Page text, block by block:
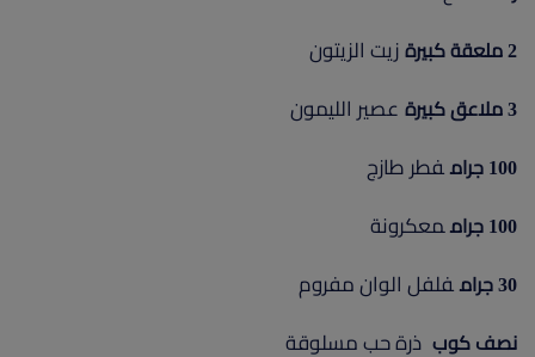
2 ملعقة كبيرة زيت الزيتون
3 ملاعق كبيرة عصير الليمون
100 جرام فطر طازج
100 جرام معكرونة
30 جرام فلفل الوان مفروم
نصف كوب ذرة حب مسلوقة